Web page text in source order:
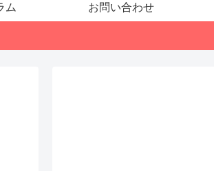
ム お問い合わせ